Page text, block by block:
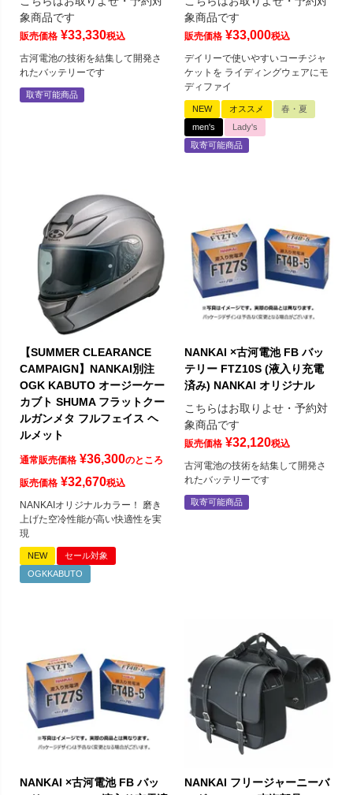
象商品です
販売価格 ¥33,330税込
古河電池の技術を結集して開発さ
れたバッテリーです
取寄可能商品
象商品です
販売価格 ¥33,000税込
デイリーで使いやすいコーチジャ
ケットを ライディングウェアにモ
ディファイ
NEW オススメ
春・夏
men's
Lady's
取寄可能商品
【SUMMER CLEARANCE
CAMPAIGN】NANKAI別注
OGK KABUTO オージーケー
カブト SHUMA フラットクー
ルガンメタ フルフェイス ヘ
ルメット
通常販売価格 ¥36,300のところ
販売価格 ¥32,670税込
NANKAIオリジナルカラー！ 磨き
上げた空冷性能が高い快適性を実
現
NEW
セール対象
OGKKABUTO
NANKAI ×古河電池 FB バッ
テリー FTZ10S (液入り充電
済み) NANKAI オリジナル
こちらはお取りよせ・予約対
象商品です
販売価格 ¥32,120税込
古河電池の技術を結集して開発さ
れたバッテリーです
取寄可能商品
NANKAI ×古河電池 FB バッ
NANKAI フリージャーニーバ